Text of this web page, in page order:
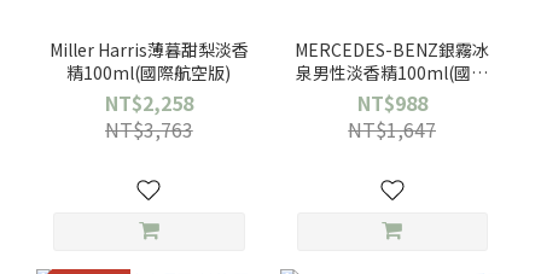
Miller Harris薄暮甜梨淡香
精100ml(國際航空版)
NT$2,258
NT$3,763
MERCEDES-BENZ銀霧冰
泉男性淡香精100ml(國際
航空版)
NT$988
NT$1,647